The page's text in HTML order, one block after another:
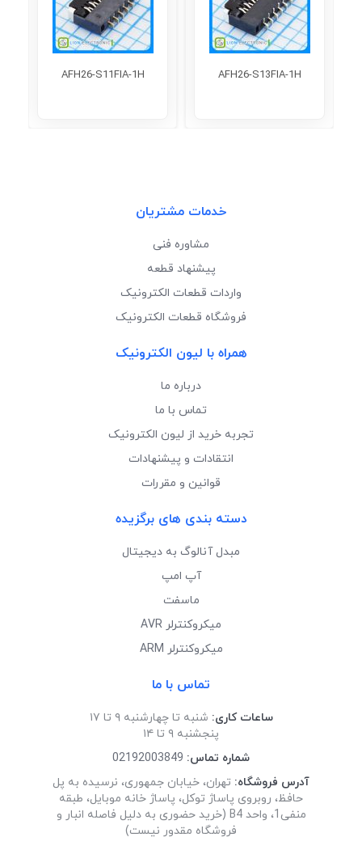
AFH26-S13FIA-1H
AFH26-S11FIA-1H
خدمات مشتریان
مشاوره فنی
پیشنهاد قطعه
واردات قطعات الکترونیک
فروشگاه قطعات الکترونیک
همراه با لیون الکترونیک
درباره ما
تماس با ما
تجربه خرید از لیون الکترونیک
انتقادات و پیشنهادات
قوانین و مقررات
دسته بندی های برگزیده
مبدل آنالوگ به دیجیتال
آپ امپ
ماسفت
میکروکنترلر AVR
میکروکنترلر ARM
تماس با ما
ساعات کاری: شنبه تا چهارشنبه ۹ تا ۱۷
پنجشنبه ۹ تا ۱۴
شماره تماس: 02192003849
آدرس فروشگاه: تهران، خیابان جمهوری، نرسیده به پل
حافظ، روبروی پاساژ توکل، پاساژ خانه موبایل، طبقه
منفی1، واحد B4 (خرید حضوری به دلیل فاصله انبار و
فروشگاه مقدور نیست)